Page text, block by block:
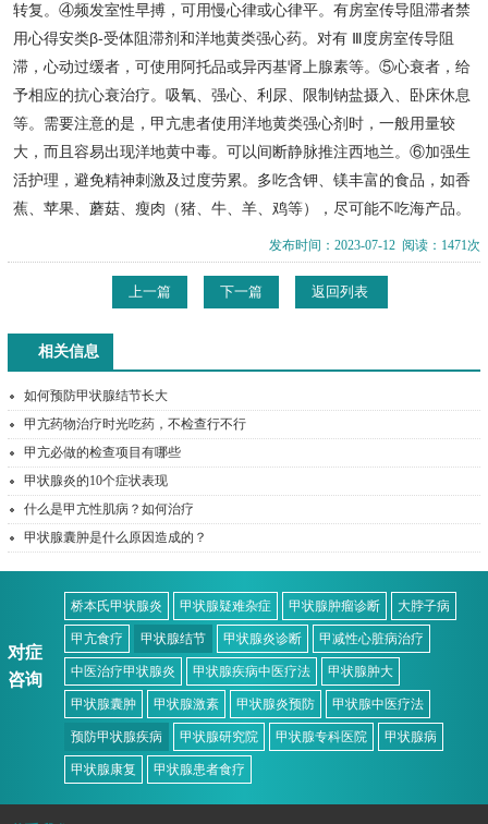
转复。④频发室性早搏，可用慢心律或心律平。有房室传导阻滞者禁
用心得安类β-受体阻滞剂和洋地黄类强心药。对有 Ⅲ度房室传导阻
滞，心动过缓者，可使用阿托品或异丙基肾上腺素等。⑤心衰者，给
予相应的抗心衰治疗。吸氧、强心、利尿、限制钠盐摄入、卧床休息
等。需要注意的是，甲亢患者使用洋地黄类强心剂时，一般用量较
大，而且容易出现洋地黄中毒。可以间断静脉推注西地兰。⑥加强生
活护理，避免精神刺激及过度劳累。多吃含钾、镁丰富的食品，如香
蕉、苹果、蘑菇、瘦肉（猪、牛、羊、鸡等），尽可能不吃海产品。
发布时间：2023-07-12 阅读：1471次
上一篇 下一篇 返回列表
相关信息
如何预防甲状腺结节长大
甲亢药物治疗时光吃药，不检查行不行
甲亢必做的检查项目有哪些
甲状腺炎的10个症状表现
什么是甲亢性肌病？如何治疗
甲状腺囊肿是什么原因造成的？
对症
咨询
桥本氏甲状腺炎 甲状腺疑难杂症 甲状腺肿瘤诊断 大脖子病
甲亢食疗 甲状腺结节 甲状腺炎诊断 甲减性心脏病治疗
中医治疗甲状腺炎 甲状腺疾病中医疗法 甲状腺肿大
甲状腺囊肿 甲状腺激素 甲状腺炎预防 甲状腺中医疗法
预防甲状腺疾病 甲状腺研究院 甲状腺专科医院 甲状腺病
甲状腺康复 甲状腺患者食疗